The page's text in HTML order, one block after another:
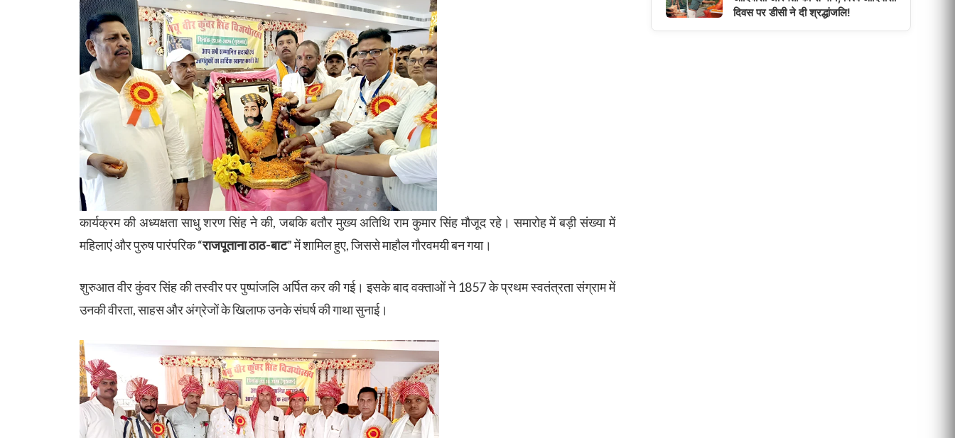
कार्यक्रम की अध्यक्षता साधु शरण सिंह ने की, जबकि बतौर मुख्य अतिथि राम कुमार सिंह मौजूद रहे। समारोह में बड़ी संख्या में
महिलाएं और पुरुष पारंपरिक “राजपूताना ठाठ-बाट” में शामिल हुए, जिससे माहौल गौरवमयी बन गया।
शुरुआत वीर कुंवर सिंह की तस्वीर पर पुष्पांजलि अर्पित कर की गई। इसके बाद वक्ताओं ने 1857 के प्रथम स्वतंत्रता संग्राम में
उनकी वीरता, साहस और अंग्रेजों के खिलाफ उनके संघर्ष की गाथा सुनाई।
दिवस पर डीसी ने दी श्रद्धांजलि!